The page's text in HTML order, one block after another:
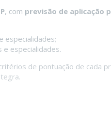
, com previsão de aplicação
especialidades;
e especialidades.
de pontuação de cada